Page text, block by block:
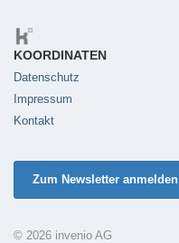
KOORDINATEN
Datenschutz
Impressum
Kontakt
Zum Newsletter anmelden
© 2026 invenio AG